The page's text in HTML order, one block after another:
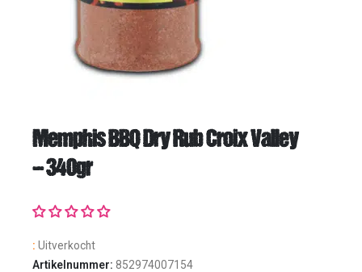
Memphis BBQ Dry Rub Croix Valley
– 340gr
: Uitverkocht
Artikelnummer: 852974007154